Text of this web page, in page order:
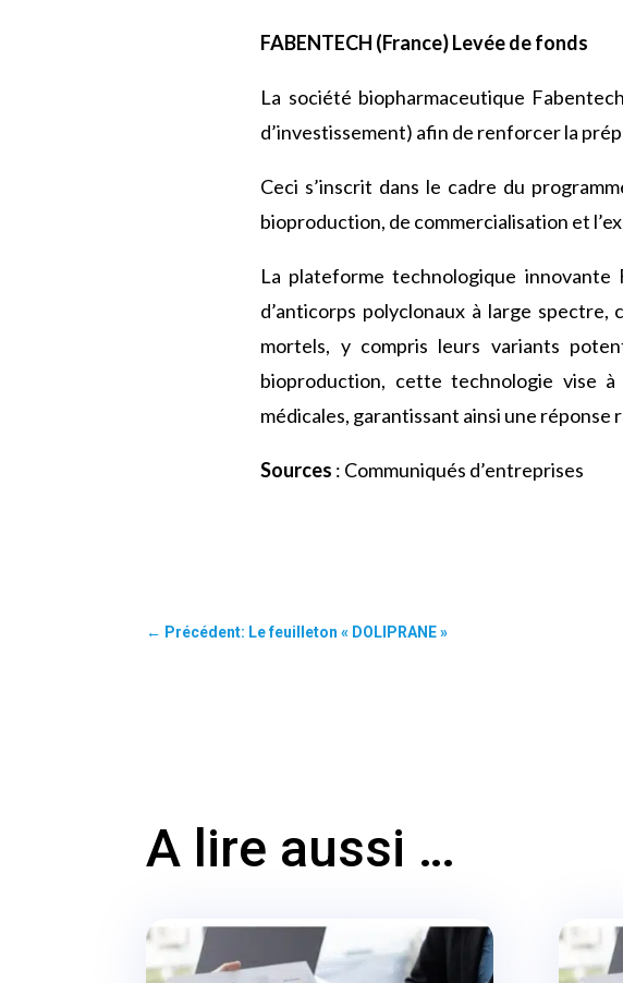
FABENTECH (France) Levée de fonds
La société biopharmaceutique
d’investissement) afin de renforcer la
Ceci s’inscrit dans le cadre du
bioproduction, de commercialisation et
La plateforme technologique
d’anticorps polyclonaux à large
mortels, y compris leurs variants
bioproduction, cette technologie vise
médicales, garantissant ainsi une réponse
Sources : Communiqués d’entreprises
← Précédent: Le feuilleton « DOLIPRANE »
A lire aussi …